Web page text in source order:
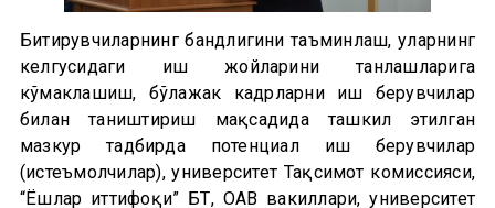
Битирувчиларнинг бандлигини таъминлаш, уларнинг
келгусидаги иш жойларини танлашларига
кўмаклашиш, бўлажак кадрларни иш берувчилар
билан таништириш мақсадида ташкил этилган
мазкур тадбирда потенциал иш берувчилар
(истеъмолчилар), университет Тақсимот комиссияси,
“Ёшлар иттифоқи” БТ, ОАВ вакиллари, университет